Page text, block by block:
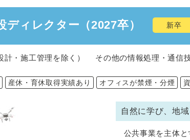
新卒
ディレクター（2027卒）
計・施工管理を除く） その他の情報処理・通信
産休・育休取得実績あり オフィスが禁煙・分煙
自然に学び、地
公共事業を主体と